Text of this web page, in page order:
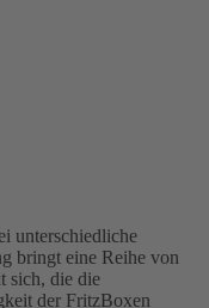
unterschiedliche
bringt eine Reihe von
sich, die die
der FritzBoxen